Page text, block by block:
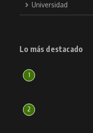
Universidad
Lo más destacado
1
2